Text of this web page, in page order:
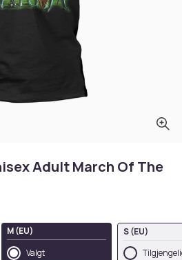
Adult March Of The
M (EU)
Valgt
S (EU)